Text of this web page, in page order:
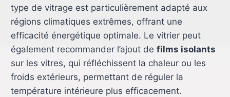
type de vitrage est particulièrement adapté aux
régions climatiques extrêmes, offrant une
efficacité énergétique optimale. Le vitrier peut
également recommander l’ajout de films isolants
sur les vitres, qui réfléchissent la chaleur ou les
froids extérieurs, permettant de réguler la
température intérieure plus efficacement.